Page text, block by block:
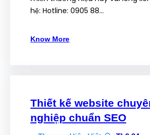
hệ: Hotline: 0905 88…
Know More
Thiết kế website
nghiệp chuẩn SEO